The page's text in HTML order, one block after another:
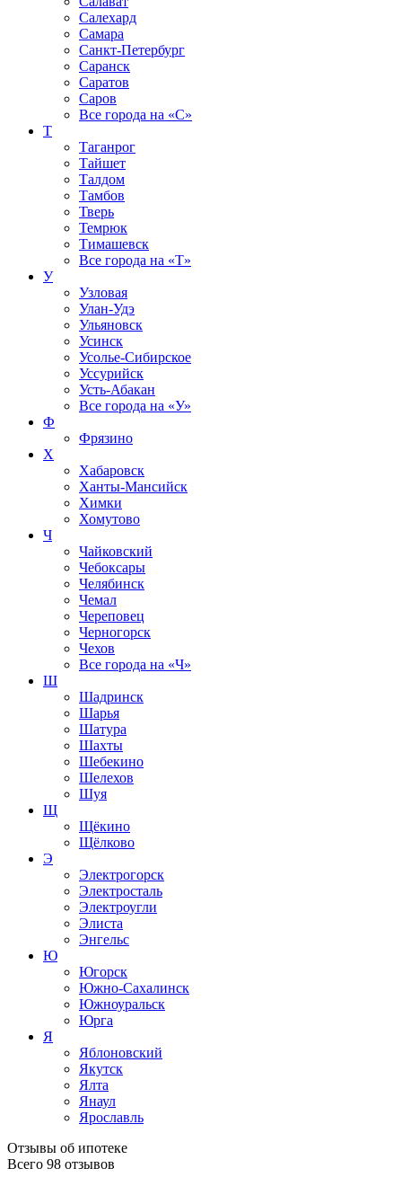
Салехард
Самара
Санкт-Петербург
Саранск
Саратов
Саров
Все города на «С»
Т
Таганрог
Тайшет
Талдом
Тамбов
Тверь
Темрюк
Тимашевск
Все города на «Т»
У
Узловая
Улан-Удэ
Ульяновск
Усинск
Усолье-Сибирское
Уссурийск
Усть-Абакан
Все города на «У»
Ф
Фрязино
Х
Хабаровск
Ханты-Мансийск
Химки
Хомутово
Ч
Чайковский
Чебоксары
Челябинск
Чемал
Череповец
Черногорск
Чехов
Все города на «Ч»
Ш
Шадринск
Шарья
Шатура
Шахты
Шебекино
Шелехов
Шуя
Щ
Щёкино
Щёлково
Э
Электрогорск
Электросталь
Электроугли
Элиста
Энгельс
Ю
Югорск
Южно-Сахалинск
Южноуральск
Юрга
Я
Яблоновский
Якутск
Ялта
Янаул
Ярославль
Отзывы об ипотеке
Всего 98 отзывов